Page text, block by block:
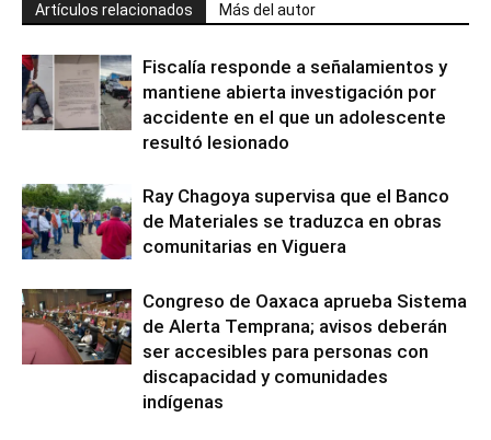
Artículos relacionados Más del autor
Fiscalía responde a señalamientos y
mantiene abierta investigación por
accidente en el que un adolescente
resultó lesionado
Ray Chagoya supervisa que el Banco
de Materiales se traduzca en obras
comunitarias en Viguera
Congreso de Oaxaca aprueba Sistema
de Alerta Temprana; avisos deberán
ser accesibles para personas con
discapacidad y comunidades
indígenas